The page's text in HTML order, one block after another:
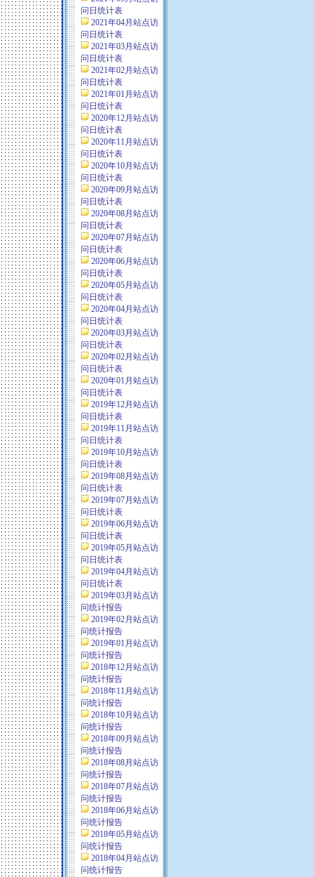
问日统计表
2021年04月站点访
问日统计表
2021年03月站点访
问日统计表
2021年02月站点访
问日统计表
2021年01月站点访
问日统计表
2020年12月站点访
问日统计表
2020年11月站点访
问日统计表
2020年10月站点访
问日统计表
2020年09月站点访
问日统计表
2020年08月站点访
问日统计表
2020年07月站点访
问日统计表
2020年06月站点访
问日统计表
2020年05月站点访
问日统计表
2020年04月站点访
问日统计表
2020年03月站点访
问日统计表
2020年02月站点访
问日统计表
2020年01月站点访
问日统计表
2019年12月站点访
问日统计表
2019年11月站点访
问日统计表
2019年10月站点访
问日统计表
2019年08月站点访
问日统计表
2019年07月站点访
问日统计表
2019年06月站点访
问日统计表
2019年05月站点访
问日统计表
2019年04月站点访
问日统计表
2019年03月站点访
问统计报告
2019年02月站点访
问统计报告
2019年01月站点访
问统计报告
2018年12月站点访
问统计报告
2018年11月站点访
问统计报告
2018年10月站点访
问统计报告
2018年09月站点访
问统计报告
2018年08月站点访
问统计报告
2018年07月站点访
问统计报告
2018年06月站点访
问统计报告
2018年05月站点访
问统计报告
2018年04月站点访
问统计报告